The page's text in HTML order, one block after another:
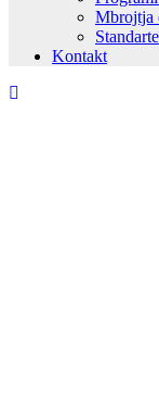
Mbrojtja
Kontakt